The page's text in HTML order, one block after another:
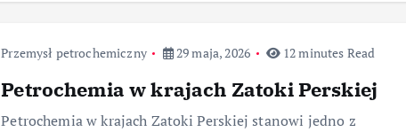
Przemysł petrochemiczny 29 maja, 2026 12 minutes Read
Petrochemia w krajach Zatoki Perskiej
Petrochemia w krajach Zatoki Perskiej stanowi jedno z